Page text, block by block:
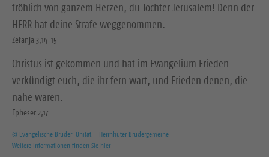
fröhlich von ganzem Herzen, du Tochter Jerusalem! Denn der
HERR hat deine Strafe weggenommen.
Zefanja 3,14-15
Christus ist gekommen und hat im Evangelium Frieden
verkündigt euch, die ihr fern wart, und Frieden denen, die
nahe waren.
Epheser 2,17
© Evangelische Brüder-Unität – Herrnhuter Brüdergemeine
Weitere Informationen finden Sie hier